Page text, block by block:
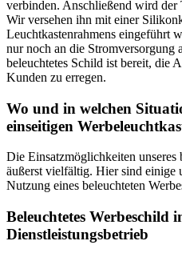
verbinden. Anschließend wird der
Wir versehen ihn mit einer
Leuchtkastenrahmens eingeführt
nur noch an die Stromversorgung
beleuchtetes Schild ist bereit, die
Kunden zu erregen.
Wo und in welchen
einseitigen
Die Einsatzmöglichkeiten unseres
äußerst vielfältig. Hier sind einige
Nutzung eines beleuchteten
Beleuchtetes Werbeschild
Dienstleistungsbetrieb